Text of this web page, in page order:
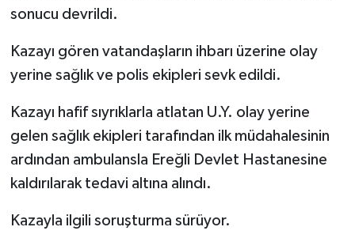
sonucu devrildi.
Kazayı gören vatandaşların ihbarı üzerine olay
yerine sağlık ve polis ekipleri sevk edildi.
Kazayı hafif sıyrıklarla atlatan U.Y. olay yerine
gelen sağlık ekipleri tarafından ilk müdahalesinin
ardından ambulansla Ereğli Devlet Hastanesine
kaldırılarak tedavi altına alındı.
Kazayla ilgili soruşturma sürüyor.